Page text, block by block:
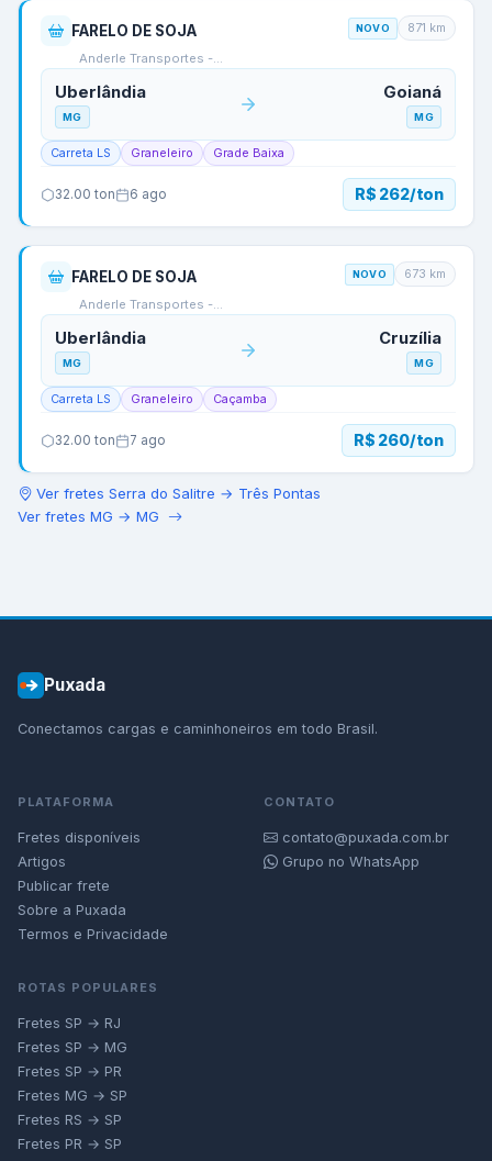
FARELO DE SOJA
Anderle Transportes -…
NOVO 871 km
Uberlândia
MG
Goianá
MG
Carreta LS Graneleiro Grade Baixa
32.00 ton 6 ago R$ 262/ton
FARELO DE SOJA
Anderle Transportes -…
NOVO 673 km
Uberlândia
MG
Cruzília
MG
Carreta LS Graneleiro Caçamba
32.00 ton 7 ago R$ 260/ton
Ver fretes Serra do Salitre → Três Pontas
Ver fretes MG → MG
Puxada
Conectamos cargas e caminhoneiros em todo Brasil.
PLATAFORMA
Fretes disponíveis
Artigos
Publicar frete
Sobre a Puxada
Termos e Privacidade
CONTATO
contato@puxada.com.br
Grupo no WhatsApp
ROTAS POPULARES
Fretes SP → RJ
Fretes SP → MG
Fretes SP → PR
Fretes MG → SP
Fretes RS → SP
Fretes PR → SP